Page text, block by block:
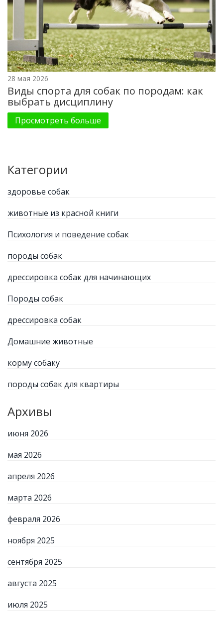
28 мая 2026
Виды спорта для собак по породам: как
выбрать дисциплину
Просмотреть больше
Категории
здоровье собак
животные из красной книги
Психология и поведение собак
породы собак
дрессировка собак для начинающих
Породы собак
дрессировка собак
Домашние животные
корму собаку
породы собак для квартиры
Архивы
июня 2026
мая 2026
апреля 2026
марта 2026
февраля 2026
ноября 2025
сентября 2025
августа 2025
июля 2025